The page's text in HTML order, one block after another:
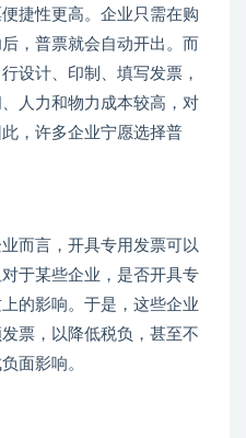
捷性更高。企业只需在购
，普票就会自动开出。而
设计、印制、填写发票，
人力和物力成本较高，对
，许多企业宁愿选择普
而言，开具专用发票可以
于某些企业，是否开具专
的影响。于是，这些企业
票，以降低税负，甚至不
面影响。